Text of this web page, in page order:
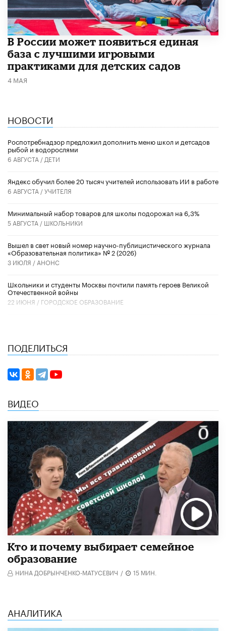
В России может появиться единая
база с лучшими игровыми
практиками для детских садов
4 МАЯ
НОВОСТИ
Роспотребнадзор предложил дополнить меню школ и детсадов
рыбой и водорослями
6 АВГУСТА / ДЕТИ
​Яндекс обучил более 20 тысяч учителей использовать ИИ в работе
6 АВГУСТА /УЧИТЕЛЯ
Минимальный набор товаров для школы подорожал на 6,3%
5 АВГУСТА / ШКОЛЬНИКИ
Вышел в свет новый номер научно-публицистического журнала
«Образовательная политика» № 2 (2026)
3 ИЮЛЯ / АНОНС
Школьники и студенты Москвы почтили память героев Великой
Отечественной войны
22 ИЮНЯ / ГОРОДСКОЕ ОБРАЗОВАНИЕ
ПОДЕЛИТЬСЯ
ВИДЕО
Кто и почему выбирает семейное
образование
НИНА ДОБРЫНЧЕНКО-МАТУСЕВИЧ / 15 МИН.
АНАЛИТИКА